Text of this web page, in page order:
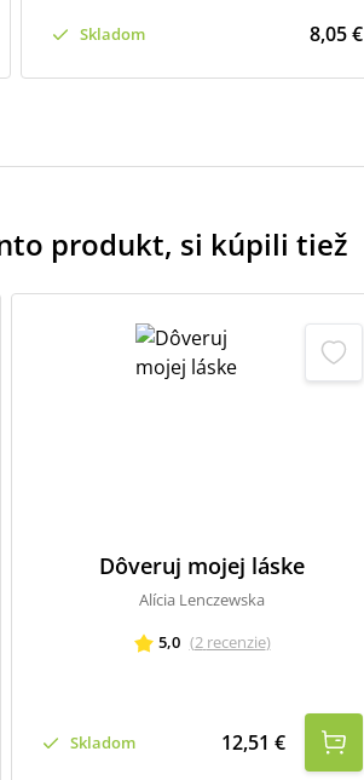
Skladom 8,05 €
produkt, si kúpili tiež
Dôveruj mojej láske
Alícia Lenczewska
5,0 (2 recenzie)
Skladom 12,51 €